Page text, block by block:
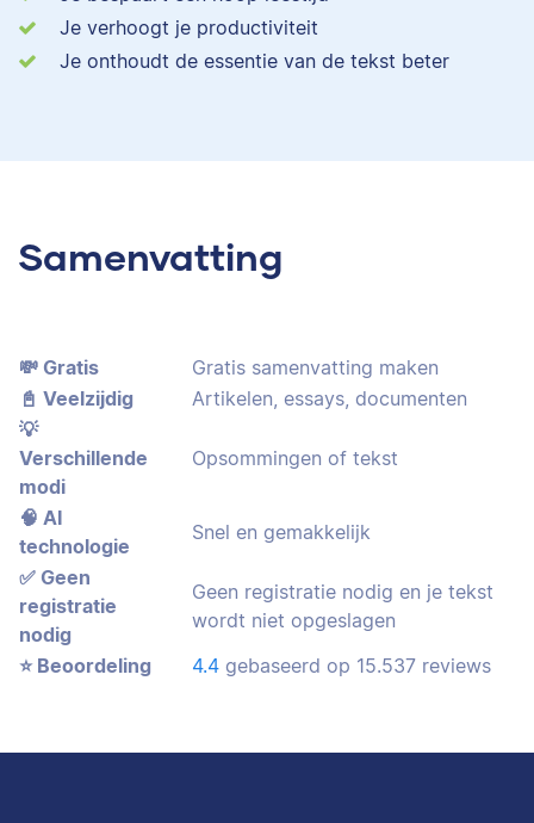
Je verhoogt je productiviteit
Je onthoudt de essentie van de tekst beter
Samenvatting
💸 Gratis
Gratis samenvatting maken
📓 Veelzijdig
Artikelen, essays, documenten
💡
Verschillende
modi
Opsommingen of tekst
🧠 AI
technologie
Snel en gemakkelijk
✅ Geen
registratie
nodig
Geen registratie nodig en je tekst
wordt niet opgeslagen
⭐️ Beoordeling
4.4 gebaseerd op 15.537 reviews